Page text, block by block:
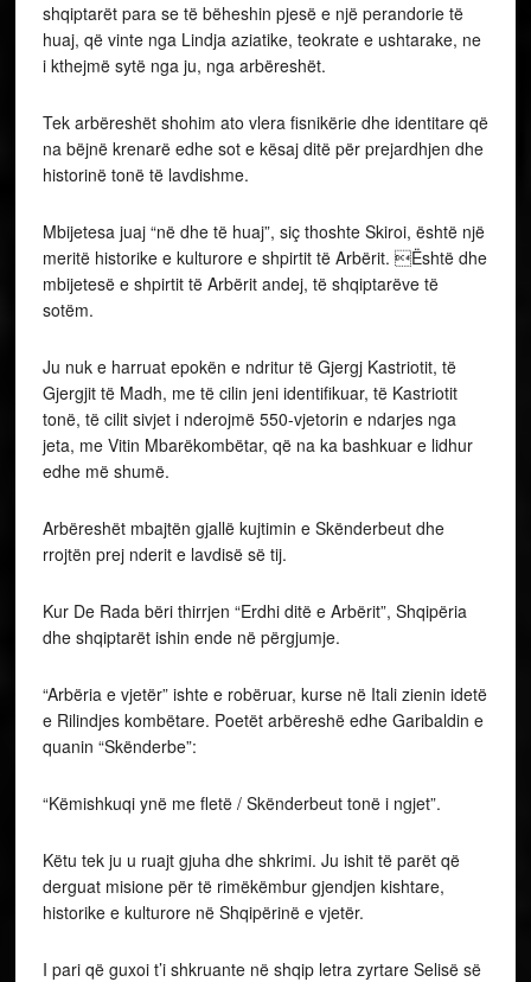
shqiptarët para se të bëheshin pjesë e një perandorie të
huaj, që vinte nga Lindja aziatike, teokrate e ushtarake, ne
i kthejmë sytë nga ju, nga arbëreshët.
Tek arbëreshët shohim ato vlera fisnikërie dhe identitare që
na bëjnë krenarë edhe sot e kësaj ditë për prejardhjen dhe
historinë tonë të lavdishme.
Mbijetesa juaj “në dhe të huaj”, siç thoshte Skiroi, është një
meritë historike e kulturore e shpirtit të Arbërit. Është dhe
mbijetesë e shpirtit të Arbërit andej, të shqiptarëve të
sotëm.
Ju nuk e harruat epokën e ndritur të Gjergj Kastriotit, të
Gjergjit të Madh, me të cilin jeni identifikuar, të Kastriotit
tonë, të cilit sivjet i nderojmë 550-vjetorin e ndarjes nga
jeta, me Vitin Mbarëkombëtar, që na ka bashkuar e lidhur
edhe më shumë.
Arbëreshët mbajtën gjallë kujtimin e Skënderbeut dhe
rrojtën prej nderit e lavdisë së tij.
Kur De Rada bëri thirrjen “Erdhi ditë e Arbërit”, Shqipëria
dhe shqiptarët ishin ende në përgjumje.
“Arbëria e vjetër” ishte e robëruar, kurse në Itali zienin idetë
e Rilindjes kombëtare. Poetët arbëreshë edhe Garibaldin e
quanin “Skënderbe”:
“Këmishkuqi ynë me fletë / Skënderbeut tonë i ngjet”.
Këtu tek ju u ruajt gjuha dhe shkrimi. Ju ishit të parët që
derguat misione për të rimëkëmbur gjendjen kishtare,
historike e kulturore në Shqipërinë e vjetër.
I pari që guxoi t’i shkruante në shqip letra zyrtare Selisë së